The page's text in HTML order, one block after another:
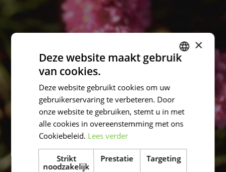
×
Deze website maakt gebruik
van cookies.
Deze website gebruikt cookies om uw
gebruikerservaring te verbeteren. Door
onze website te gebruiken, stemt u in met
alle cookies in overeenstemming met ons
Cookiebeleid. Lees verder
Strikt
noodzakelijk
Prestatie Targeting